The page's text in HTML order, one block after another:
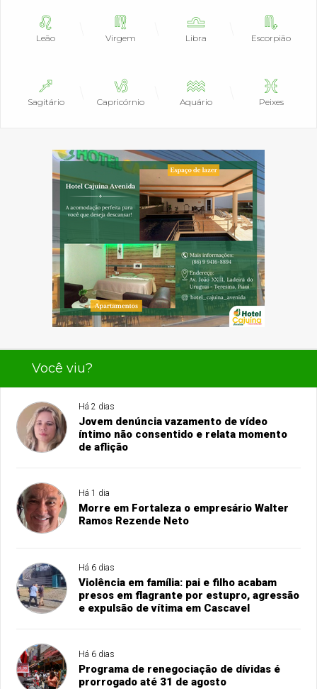
Leão Virgem Libra Escorpião
Sagitário Capricórnio Aquário Peixes
Você viu?
Há 2 dias
Jovem denúncia vazamento de vídeo
íntimo não consentido e relata momento
de aflição
Há 1 dia
Morre em Fortaleza o empresário Walter
Ramos Rezende Neto
Há 6 dias
Violência em família: pai e filho acabam
presos em flagrante por estupro, agressão
e expulsão de vítima em Cascavel
Há 6 dias
Programa de renegociação de dívidas é
prorrogado até 31 de agosto